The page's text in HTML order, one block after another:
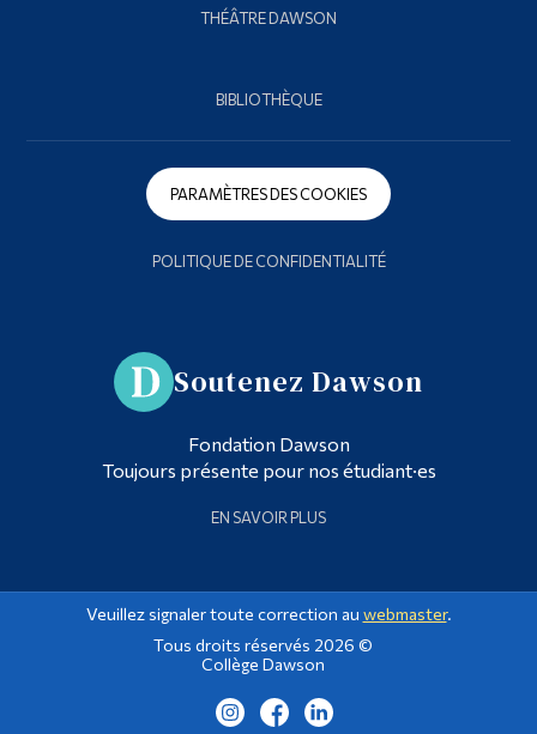
THÉÂTRE DAWSON
BIBLIOTHÈQUE
PARAMÈTRES DES COOKIES
POLITIQUE DE CONFIDENTIALITÉ
Soutenez Dawson
Fondation Dawson
Toujours présente pour nos étudiant·es
EN SAVOIR PLUS
Veuillez signaler toute correction au webmaster.
Tous droits réservés 2026 ©
Collège Dawson